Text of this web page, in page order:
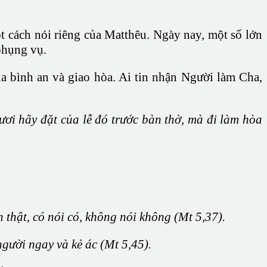
nói riêng của Matthêu. Ngày nay, một số lớn
vụ.
bình an và giao hòa. Ai tin nhận Người làm Cha,
hãy đặt của lễ đó trước bàn thờ, mà đi làm hòa
có nói có, không nói không (Mt 5,37).
ngay và kẻ ác (Mt 5,45).